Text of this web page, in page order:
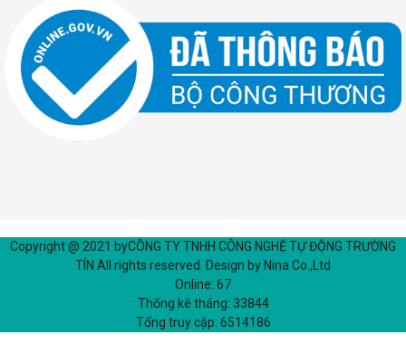
Copyright @ 2021 byCÔNG TY TNHH CÔNG NGHỆ TỰ ĐỘNG TRƯỜNG
TÍN All rights reserved. Design by Nina Co.,Ltd
Online: 67
Thống kê tháng: 33844
Tổng truy cập: 6514186